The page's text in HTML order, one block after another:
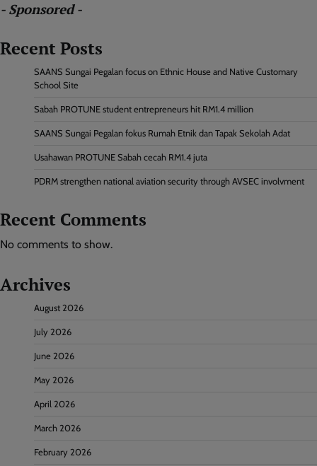
- Sponsored -
Recent Posts
SAANS Sungai Pegalan focus on Ethnic House and Native Customary
School Site
Sabah PROTUNE student entrepreneurs hit RM1.4 million
SAANS Sungai Pegalan fokus Rumah Etnik dan Tapak Sekolah Adat
Usahawan PROTUNE Sabah cecah RM1.4 juta
PDRM strengthen national aviation security through AVSEC involvment
Recent Comments
No comments to show.
Archives
August 2026
July 2026
June 2026
May 2026
April 2026
March 2026
February 2026